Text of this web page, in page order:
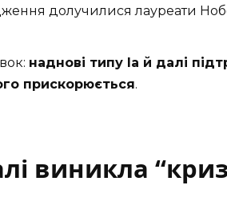
долучилися лауреати
наднові типу Ia й далі
прискорюється.
виникла